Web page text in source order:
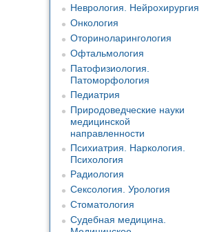
Неврология. Нейрохирургия
Онкология
Оториноларингология
Офтальмология
Патофизиология.
Патоморфология
Педиатрия
Природоведческие науки
медицинской
направленности
Психиатрия. Наркология.
Психология
Радиология
Сексология. Урология
Стоматология
Судебная медицина.